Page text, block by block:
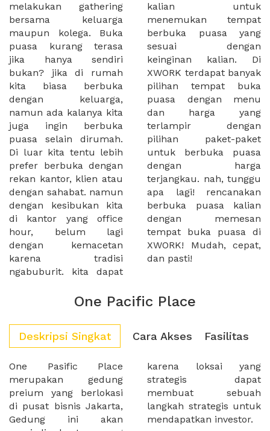
melakukan gathering
bersama keluarga
maupun kolega. Buka
puasa kurang terasa
jika hanya sendiri
bukan? jika di rumah
kita biasa berbuka
dengan keluarga,
namun ada kalanya kita
juga ingin berbuka
puasa selain dirumah.
Di luar kita tentu lebih
prefer berbuka dengan
rekan kantor, klien atau
dengan sahabat. namun
dengan kesibukan kita
di kantor yang office
hour, belum lagi
dengan kemacetan
karena tradisi
ngabuburit. kita dapat
kalian untuk
menemukan tempat
berbuka puasa yang
sesuai dengan
keinginan kalian. Di
XWORK terdapat banyak
pilihan tempat buka
puasa dengan menu
dan harga yang
terlampir dengan
pilihan paket-paket
untuk berbuka puasa
dengan harga
terjangkau. nah, tunggu
apa lagi! rencanakan
berbuka puasa kalian
dengan memesan
tempat buka puasa di
XWORK! Mudah, cepat,
dan pasti!
One Pacific Place
Deskripsi Singkat Cara Akses Fasilitas
One Pasific Place
merupakan gedung
preium yang berlokasi
di pusat bisnis Jakarta,
Gedung ini akan
karena loksai yang
strategis dapat
membuat sebuah
langkah strategis untuk
mendapatkan investor.